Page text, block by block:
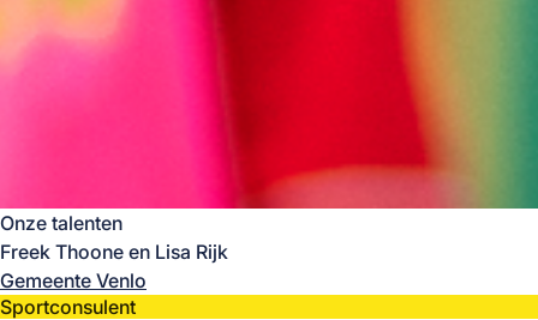
Onze talenten
Freek Thoone en Lisa Rijk
Sportconsulent
Gemeente Venlo